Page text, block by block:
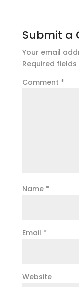
Submit a
Your email
Required
Comment *
Name *
Email *
Website